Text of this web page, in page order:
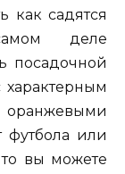
как садятся
деле
посадочной
футбола или
то вы можете